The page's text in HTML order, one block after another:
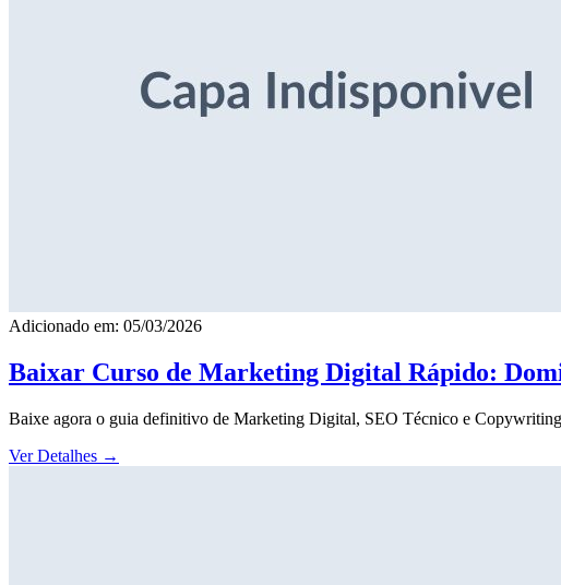
Adicionado em: 05/03/2026
Baixar Curso de Marketing Digital Rápido:
Baixe agora o guia definitivo de Marketing Digital, SEO Técnico e
Ver Detalhes →